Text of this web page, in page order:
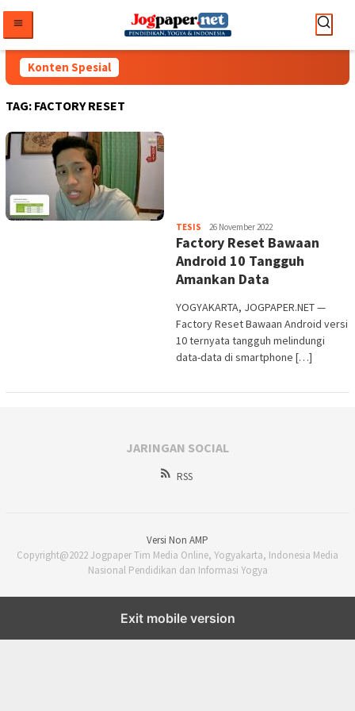
konten
Konten Spesial
TAG: FACTORY RESET
TESIS Heri
Purwata
26 November 2022
Factory Reset Bawaan
Android 10 Tangguh
Amankan Data
YOGYAKARTA, JOGPAPER.NET —
Factory Reset Bawaan Android versi
10 ternyata tangguh melindungi
data-data di smartphone […]
JARINGAN SOCIAL
RSS
Versi Non AMP
Copyright@2022 Jogpaper Tim Media Online, Yogyakarta, Indonesia Media
Nasional Pendidikan dan Informasi Yogya
Exit mobile version